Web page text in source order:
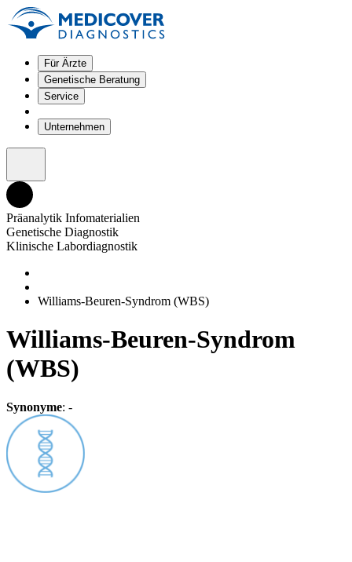
Für Ärzte
Genetische Beratung
Service
Unternehmen
Präanalytik Infomaterialien
Genetische Diagnostik
Klinische Labordiagnostik
Williams-Beuren-Syndrom (WBS)
Williams-Beuren-Syndrom
(WBS)
Synonyme: -